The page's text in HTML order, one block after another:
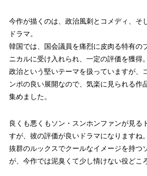
今作が描くのは、政治風刺とコメディ、そ
ドラマ。
韓国では、国会議員を痛烈に皮肉る特有の
ニカルに受け入れられ、一定の評価を獲得。
政治という堅いテーマを扱っていますが、
ンポの良い展開なので、気楽に見られる作
集めました。
良くも悪くもソン・スンホンファンが見る
すが、彼の評価が良いドラマになりますね。
抜群のルックスでクールなイメージを持つ
が、今作では泥臭くて少し情けない役どころ